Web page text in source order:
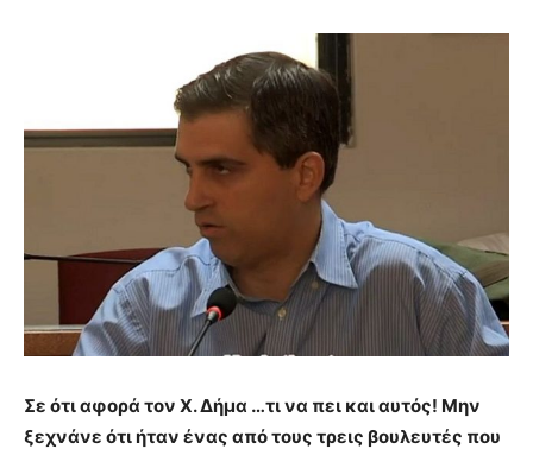
Σε ότι αφορά τον Χ. Δήμα …τι να πει και αυτός! Μην
ξεχνάνε ότι ήταν ένας από τους τρεις βουλευτές που